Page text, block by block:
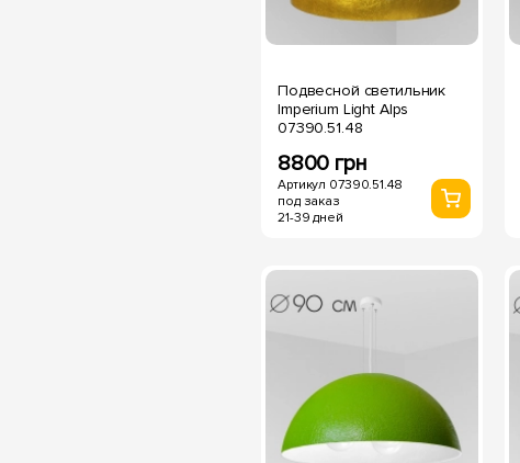
Подвесной светильник
Imperium Light Alps
07390.51.48
8800 грн
Артикул 07390.51.48
под заказ
21-39 дней